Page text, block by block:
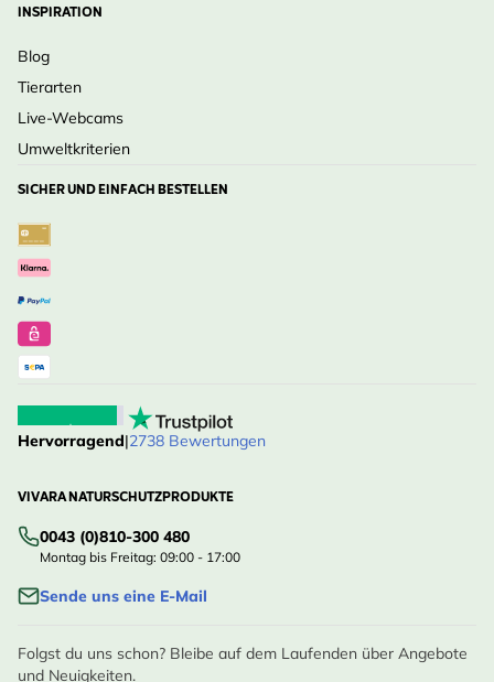
INSPIRATION
Blog
Tierarten
Live-Webcams
Umweltkriterien
SICHER UND EINFACH BESTELLEN
Hervorragend|2738 Bewertungen
VIVARA NATURSCHUTZPRODUKTE
0043 (0)810-300 480
Montag bis Freitag: 09:00 - 17:00
Sende uns eine E-Mail
Folgst du uns schon? Bleibe auf dem Laufenden über Angebote
und Neuigkeiten.